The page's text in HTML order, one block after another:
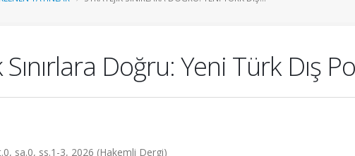
Doğru: Yeni Türk Dış
sa.0, ss.1-3, 2026 (Hakemli Dergi)